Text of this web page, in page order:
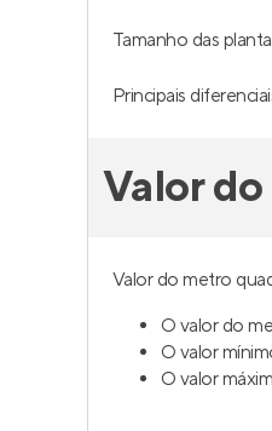
Tamanho das
Principais
Valor
Valor do metro
O valor do
O valor
O valor